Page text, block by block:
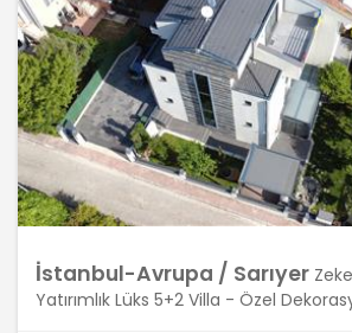
KVKK uyarınca, kişisel veri
belirli veya belirlenebilir
ilişkin her türlü bilgi” olarak
tanımlanmıştır. Kişisel veri
sadece ad, soyad, doğum
tarihi gibi kişilerin
teşhisini sağlayan
olmayıp ayrıca kişilerin
kültürel, ekonomik,
Kişinin kimlik bilgilerine ek
vatandaşlık numarası,
İstanbul-Avrupa / Sarıyer
Yatırımlık Lüks 5+2 Villa - Özel